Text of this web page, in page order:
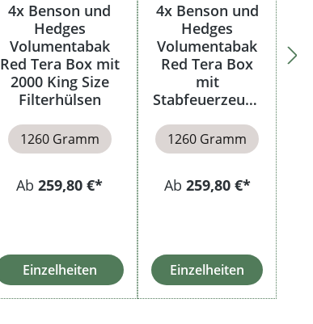
4x Benson und
Hedges
Volumentabak
Red Tera Box mit
2000 King Size
Filterhülsen
1260 Gramm
Ab259,80 €*
Einzelheiten
4x Benson und
Hedges
Volumentabak
Red Tera Box
mit
Stabfeuerzeuge
1260 Gramm
Ab 259,80 €*
Einzelheiten